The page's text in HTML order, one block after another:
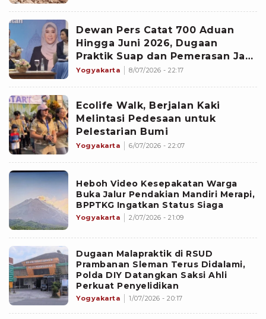
Dewan Pers Catat 700 Aduan
Hingga Juni 2026, Dugaan
Praktik Suap dan Pemerasan Jadi
Pelanggaran Serius
Yogyakarta 8/07/2026 - 22:17
Ecolife Walk, Berjalan Kaki
Melintasi Pedesaan untuk
Pelestarian Bumi
Yogyakarta 6/07/2026 - 22:07
Heboh Video Kesepakatan Warga
Buka Jalur Pendakian Mandiri Merapi,
BPPTKG Ingatkan Status Siaga
Yogyakarta 2/07/2026 - 21:09
Dugaan Malapraktik di RSUD
Prambanan Sleman Terus Didalami,
Polda DIY Datangkan Saksi Ahli
Perkuat Penyelidikan
Yogyakarta 1/07/2026 - 20:17